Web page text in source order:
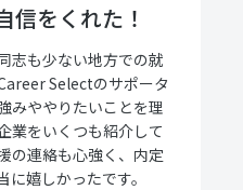
信をくれた！
志も少ない地方での就
Selectのサポータ
みややりたいことを理
業をいくつも紹介して
の連絡も心強く、内定
嬉しかったです。